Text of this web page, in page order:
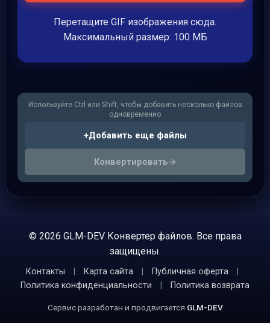
Перетащите GIF изображения сюда.
Максимальный размер: 100 МБ
+Добавить еще файлы
Используйте Ctrl или Shift, чтобы добавить несколько файлов
одновременно
Конвертировать→
© 2026 GLM-DEV Конвертер файлов. Все права
защищены.
Контакты Карта сайта Публичная оферта
Политика конфиденциальности
Политика возврата
Сервис разработан и продвигается GLM-DEV